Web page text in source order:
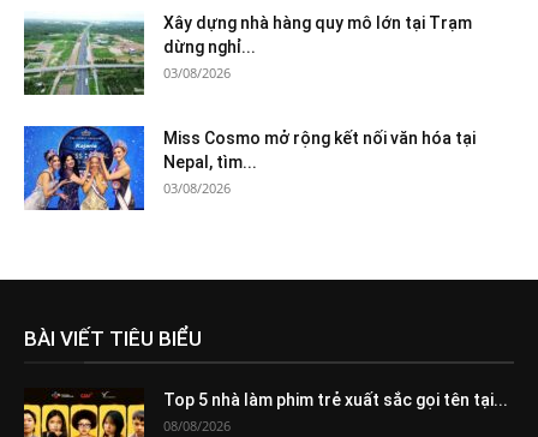
Xây dựng nhà hàng quy mô lớn tại Trạm
dừng nghỉ...
03/08/2026
Miss Cosmo mở rộng kết nối văn hóa tại
Nepal, tìm...
03/08/2026
BÀI VIẾT TIÊU BIỂU
Top 5 nhà làm phim trẻ xuất sắc gọi tên tại...
08/08/2026